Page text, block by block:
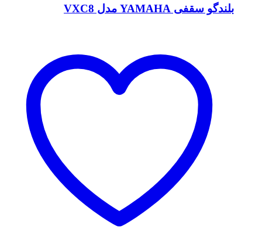
بلندگو سقفی YAMAHA مدل VXC8